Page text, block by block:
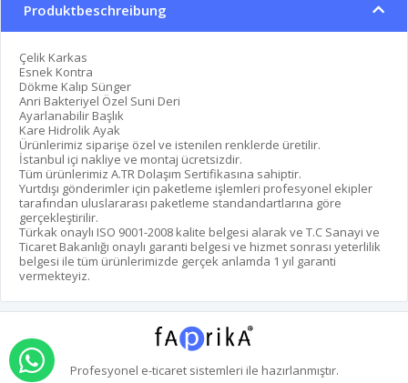
Produktbeschreibung
Çelik Karkas
Esnek Kontra
Dökme Kalıp Sünger
Anri Bakteriyel Özel Suni Deri
Ayarlanabilir Başlık
Kare Hidrolik Ayak
Ürünlerimiz siparişe özel ve istenilen renklerde üretilir.
İstanbul içi nakliye ve montaj ücretsizdir.
Tüm ürünlerimiz A.TR Dolaşım Sertifikasına sahiptir.
Yurtdışı gönderimler için paketleme işlemleri profesyonel ekipler
tarafından uluslararası paketleme standandartlarına göre
gerçekleştirilir.
Türkak onaylı ISO 9001-2008 kalite belgesi alarak ve T.C Sanayi ve
Ticaret Bakanlığı onaylı garanti belgesi ve hizmet sonrası yeterlilik
belgesi ile tüm ürünlerimizde gerçek anlamda 1 yıl garanti
vermekteyiz.
Profesyonel e-ticaretsistemleri ile hazırlanmıştır.